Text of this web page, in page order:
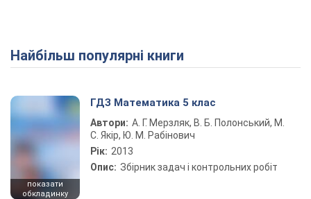
Play Video
Найбільш популярні книги
показати
обкладинку
ГДЗ Математика 5 клас
Автори: А. Г. Мерзляк, В. Б. Полонський, М.
С. Якір, Ю. М. Рабінович
Рік: 2013
Опис: Збірник задач і контрольних робіт